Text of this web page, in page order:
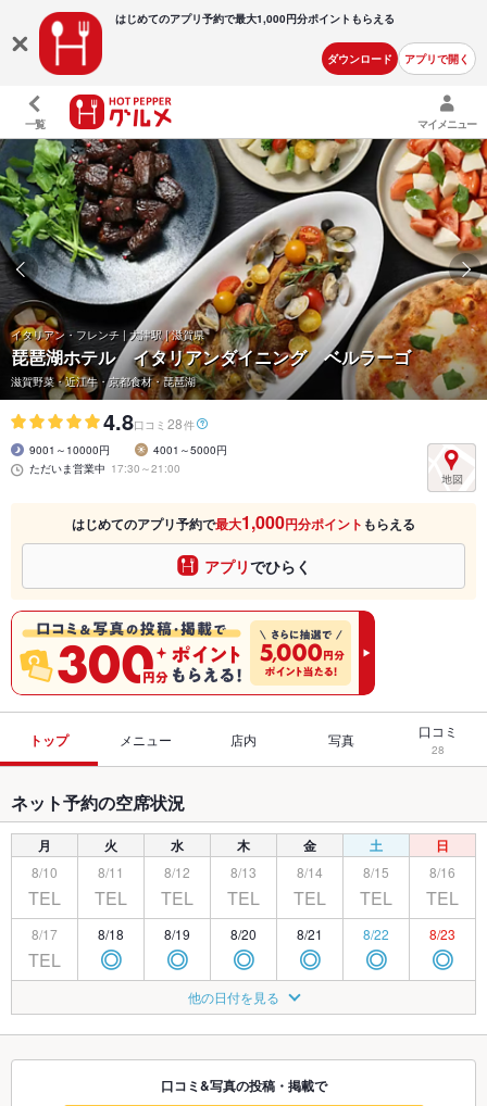
はじめてのアプリ予約で最大1,000円分ポイントもらえる
ダウンロード アプリで開く
一覧 マイメニュー
イタリアン・フレンチ | 大津駅 | 滋賀県
琵琶湖ホテル イタリアンダイニング ベルラーゴ
滋賀野菜・近江牛・京都食材・琵琶湖
4.8口コミ 28件
9001～10000円
4001～5000円
ただいま営業中 17:30～21:00
はじめてのアプリ予約で最大1,000円分ポイント もらえる
アプリでひらく
トップ メニュー 店内 写真 口コミ
28
ネット予約の空席状況
月 火 水 木 金 土 日
8/10
TEL
8/11
TEL
8/12
TEL
8/13
TEL
8/14
TEL
8/15
TEL
8/16
TEL
8/17
TEL
8/18
◎
8/19
◎
8/20
◎
8/21
◎
8/22
◎
8/23
◎
◎ ◎
8/26
◎
8/27
◎
8/28
◎ ◎ ◎
8/31 9/1 9/2
◎
9/3
◎
9/4
◎
9/5 9/6
他の日付を見る
口コミ&写真の投稿・掲載で